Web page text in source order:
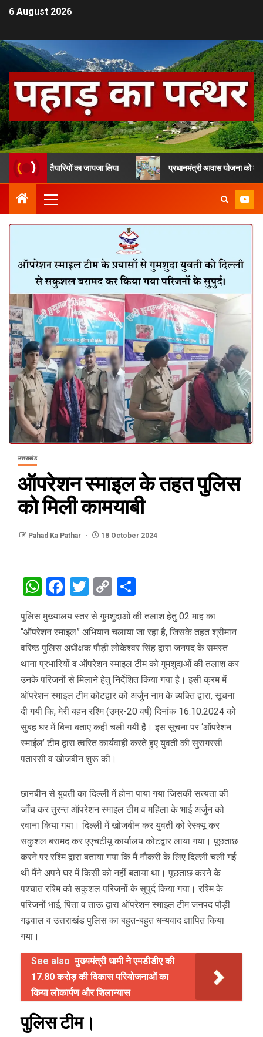
6 August 2026
की तैयारियों का जायजा लिया प्रधानमंत्री आवास योजना को लेकर
उत्तराखंड
ऑपरेशन स्माइल के तहत पुलिस
को मिली कामयाबी
Pahad Ka Pathar 18 October 2024
WhatsApp
Facebook
Twitter
Copy
Link
पुलिस मुख्यालय स्तर से गुमशुदाओं की तलाश हेतु 02 माह का
“ऑपरेशन स्माइल” अभियान चलाया जा रहा है, जिसके तहत श्रीमान
वरिष्ठ पुलिस अधीक्षक पौड़ी लोकेश्वर सिंह द्वारा जनपद के समस्त
थाना प्रभारियों व ऑपरेशन स्माइल टीम को गुमशुदाओं की तलाश कर
उनके परिजनों से मिलाने हेतु निर्देशित किया गया है। इसी क्रम में
ऑपरेशन स्माइल टीम कोटद्वार को अर्जुन नाम के व्यक्ति द्वारा, सूचना
दी गयी कि, मेरी बहन रश्मि (उम्र-20 वर्ष) दिनांक 16.10.2024 को
सुबह घर में बिना बताए कही चली गयी है। इस सूचना पर ‘ऑपरेशन
स्माईल’ टीम द्वारा त्वरित कार्यवाही करते हुए युवती की सुरागरसी
पतारसी व खोजबीन शुरू की।
छानबीन से युवती का दिल्ली में होना पाया गया जिसकी सत्यता की
जाँच कर तुरन्त ऑपरेशन स्माइल टीम व महिला के भाई अर्जुन को
रवाना किया गया। दिल्ली में खोजबीन कर युवती को रेस्क्यू कर
सकुशल बरामद कर एएचटीयू कार्यालय कोटद्वार लाया गया। पूछताछ
करने पर रश्मि द्वारा बताया गया कि मैं नौकरी के लिए दिल्ली चली गई
थी मैंने अपने घर में किसी को नहीं बताया था। पूछताछ करने के
पश्चात रश्मि को सकुशल परिजनों के सुपुर्द किया गया। रश्मि के
परिजनों भाई, पिता व ताऊ द्वारा ऑपरेशन स्माइल टीम जनपद पौड़ी
गढ़वाल व उत्तराखंड पुलिस का बहुत-बहुत धन्यवाद ज्ञापित किया
गया।
See also मुख्यमंत्री धामी ने एमडीडीए की
17.80 करोड़ की विकास परियोजनाओं का
किया लोकार्पण और शिलान्यास
पुलिस टीम।